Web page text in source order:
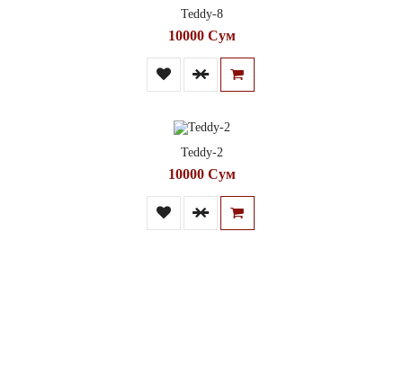
Teddy-8
10000 Сум
Teddy-2
10000 Сум